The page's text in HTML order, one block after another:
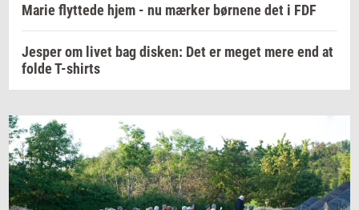
Marie flyttede hjem - nu mærker børnene det i FDF
Jesper om livet bag disken: Det er meget mere end at
folde T-shirts